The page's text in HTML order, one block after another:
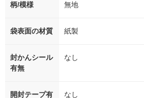
柄/模様 無地
袋表面の材質 紙製
封かんシール
有無
なし
開封テープ有 なし